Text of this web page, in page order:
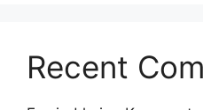
Recent